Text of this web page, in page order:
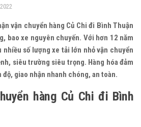
vận chuyển hàng Củ Chi đi Bình Thuận
bao xe nguyên chuyến. Với hơn 12 năm
số lượng xe tải lớn nhỏ vận chuyển
siêu trường siêu trọng. Hàng hóa đảm
giao nhận nhanh chóng, an toàn.
hàng Củ Chi đi Bình